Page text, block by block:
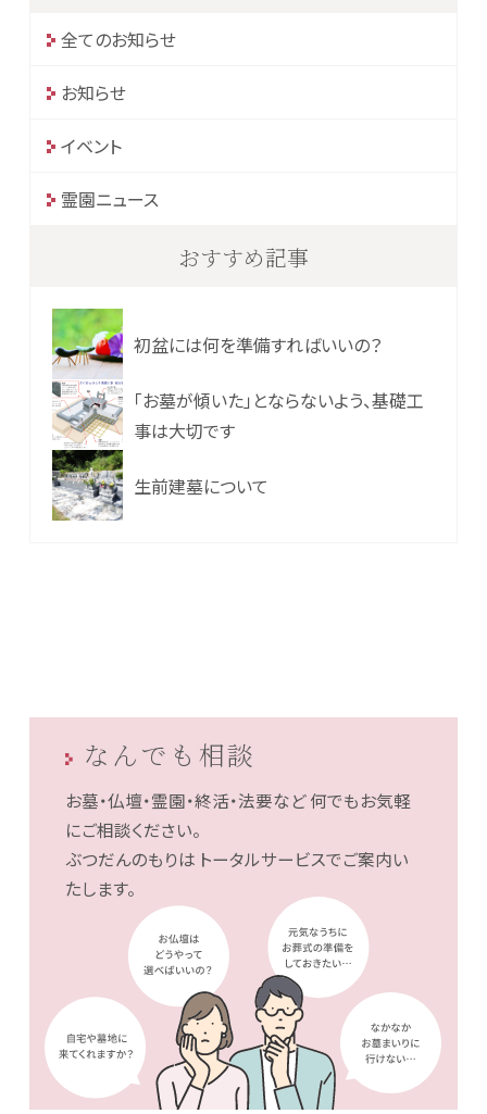
全てのお知らせ
お知らせ
イベント
霊園ニュース
おすすめ記事
初盆には何を準備すればいいの？
「お墓が傾いた」とならないよう、基礎工
事は大切です
生前建墓について
なんでも相談
お墓・仏壇・霊園・終活・法要など何でもお気軽
にご相談ください。
ぶつだんのもりは トータルサービスでご案内い
たします。